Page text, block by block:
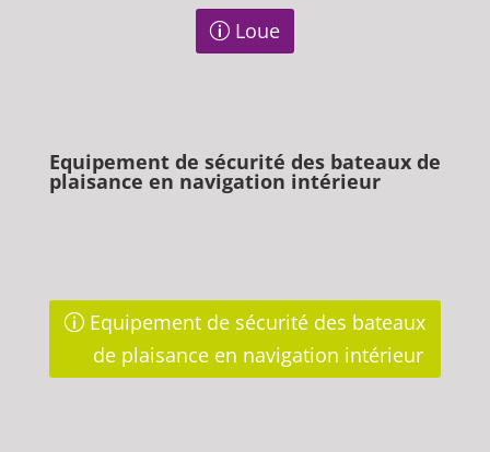
Loue
Equipement de sécurité des bateaux de
plaisance en navigation intérieur
Equipement de sécurité des bateaux
de plaisance en navigation intérieur